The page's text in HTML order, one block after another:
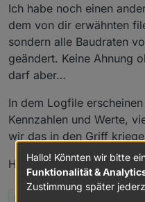
2017-02-05
2017-02-05
2017-02-05
2017-02-05
2017-02-05
2017-02-05
2017-02-05
2017-02-05
2017-02-05
2017-02-05
2017-02-05
2017-02-05
Ich habe noch einen
dem von dir erwähnten
sondern alle Baudraten
geändert. Keine Ahnung
darf aber…
In dem Logfile
Kennzahlen und Werte,
wir das in den Griff
Hier noch das logfile
Hallo! Könnten wir bitte
Funktionalität &
Zustimmung später